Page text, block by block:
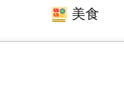
美食